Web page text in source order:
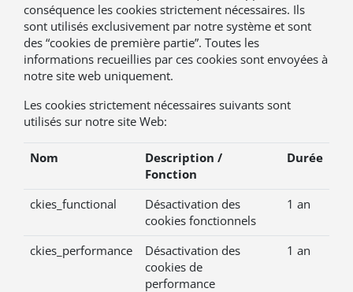
conséquence les cookies strictement nécessaires. Ils
sont utilisés exclusivement par notre système et sont
des “cookies de première partie”. Toutes les
informations recueillies par ces cookies sont envoyées à
notre site web uniquement.
Les cookies strictement nécessaires suivants sont
utilisés sur notre site Web:
Nom
Description /
Fonction
Durée
ckies_functional
Désactivation des
cookies fonctionnels
1 an
ckies_performance
Désactivation des
cookies de
performance
1 an